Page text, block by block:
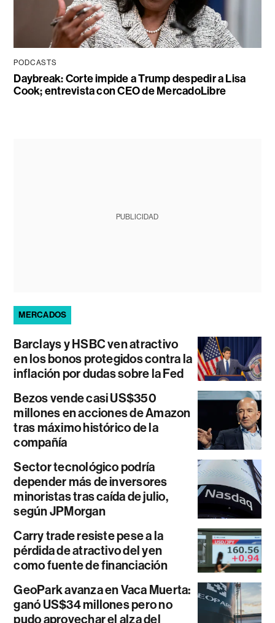
PODCASTS
Daybreak: Corte impide a Trump despedir a Lisa
Cook; entrevista con CEO de MercadoLibre
PUBLICIDAD
MERCADOS
Barclays y HSBC ven atractivo
en los bonos protegidos contra la
inflación por dudas sobre la Fed
Bezos vende casi US$350
millones en acciones de Amazon
tras máximo histórico de la
compañía
Sector tecnológico podría
depender más de inversores
minoristas tras caída de julio,
según JPMorgan
Carry trade resiste pese a la
pérdida de atractivo del yen
como fuente de financiación
GeoPark avanza en Vaca Muerta:
ganó US$34 millones pero no
pudo aprovechar el alza del